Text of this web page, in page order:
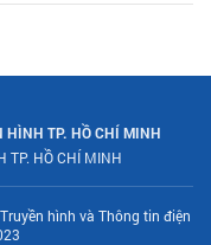
HÌNH TP. HỒ CHÍ MINH
TP. HỒ CHÍ MINH
hình và Thông tin điện